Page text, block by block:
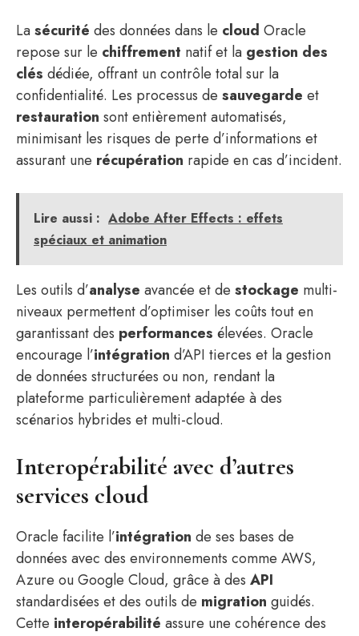
Lasécurité des données dans le cloud Oracle
repose sur le chiffrement natif et la gestion des
clés dédiée, offrant un contrôle total sur la
confidentialité. Les processus de sauvegarde et
restauration sont entièrement automatisés,
minimisant les risques de perte d’informations et
assurant une récupération rapide en cas d’incident.
Lire aussi : Adobe After Effects : effets
spéciaux et animation
Les outils d’analyse avancée et de stockage multi-
niveaux permettent d’optimiser les coûts tout en
garantissant des performances élevées. Oracle
encourage l’intégration d’API tierces et la gestion
de données structurées ou non, rendant la
plateforme particulièrement adaptée à des
scénarios hybrides et multi-cloud.
Interopérabilité avec d’autres
services cloud
Oracle facilite l’intégration de ses bases de
données avec des environnements comme AWS,
Azure ou Google Cloud, grâce à des API
standardisées et des outils de migration guidés.
Cette interopérabilité assure une cohérence des